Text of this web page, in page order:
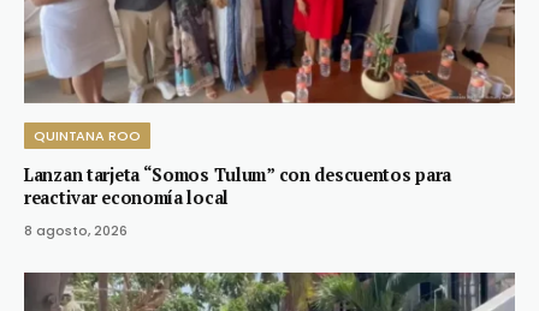
QUINTANA ROO
Lanzan tarjeta “Somos Tulum” con descuentos para
reactivar economía local
8 agosto, 2026